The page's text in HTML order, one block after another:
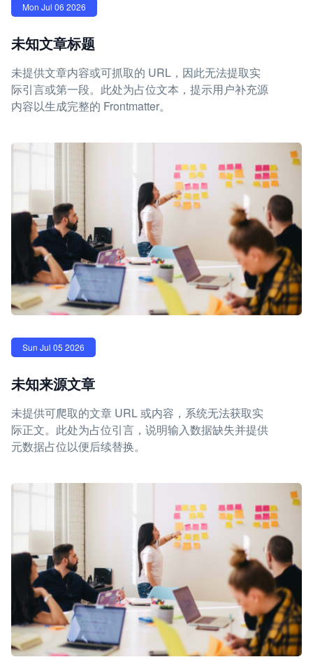
Mon Jul 06 2026
未知文章标题
未提供文章内容或可抓取的 URL，因此无法提取实
际引言或第一段。此处为占位文本，提示用户补充源
内容以生成完整的 Frontmatter。
Sun Jul 05 2026
未知来源文章
未提供可爬取的文章 URL 或内容，系统无法获取实
际正文。此处为占位引言，说明输入数据缺失并提供
元数据占位以便后续替换。